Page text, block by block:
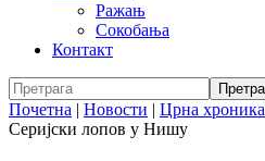
Ражањ
Сокобања
Контакт
Почетна | Новости | Црна хроника
Серијски лопов у Нишу